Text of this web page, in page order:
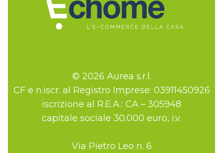
© 2026 Aurea s.r.l.
CF e n.iscr. al Registro Imprese: 03911450926
iscrizione al R.E.A.: CA – 305948
capitale sociale 30.000 euro, i.v.
Via Pietro Leo n. 6